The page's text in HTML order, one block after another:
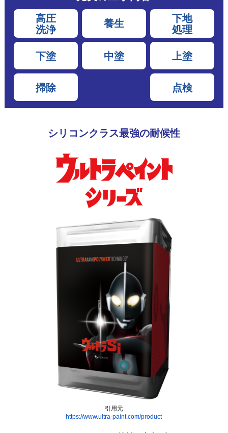
高圧
洗浄
養生
下地
処理
下塗 中塗 上塗
掃除 点検
シリコンクラス最強の耐候性
引用元
https://www.ultra-paint.com/product